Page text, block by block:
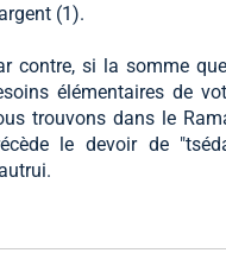
(1).
contre, si la somme
élémentaires de
trouvons dans le
le devoir de